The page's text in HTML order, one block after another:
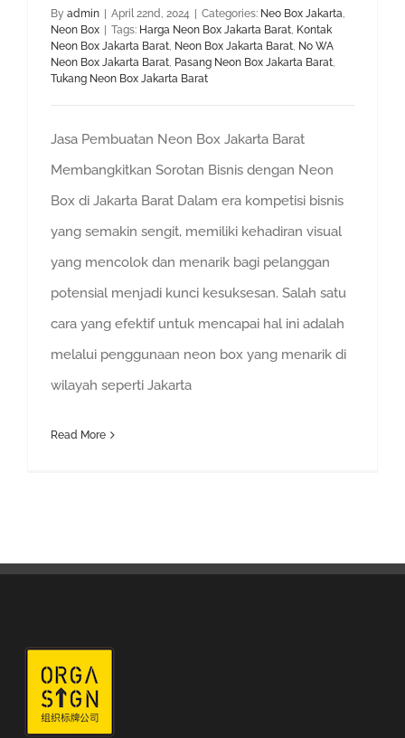
By admin April 22nd, 2024 Categories: Neo Box Jakarta,
Neon Box
Tags: Harga Neon Box Jakarta Barat, Kontak
Neon Box Jakarta Barat, Neon Box Jakarta Barat, No WA
Neon Box Jakarta Barat, Pasang Neon Box Jakarta Barat,
Tukang Neon Box Jakarta Barat
Jasa Pembuatan Neon Box Jakarta Barat
Membangkitkan Sorotan Bisnis dengan Neon
Box di Jakarta Barat Dalam era kompetisi bisnis
yang semakin sengit, memiliki kehadiran visual
yang mencolok dan menarik bagi pelanggan
potensial menjadi kunci kesuksesan. Salah satu
cara yang efektif untuk mencapai hal ini adalah
melalui penggunaan neon box yang menarik di
wilayah seperti Jakarta
Read More